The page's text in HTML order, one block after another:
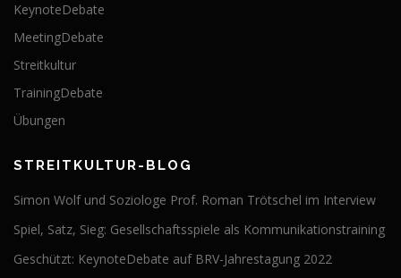
KeynoteDebate
MeetingDebate
Streitkultur
TrainingDebate
Übungen
STREITKULTUR-BLOG
Simon Wolf und Soziologe Prof. Roman Trötschel im Interview
Spiel, Satz, Sieg: Gesellschaftsspiele als Kommunikationstraining
Geschützt: KeynoteDebate auf BRV-Jahrestagung 2022